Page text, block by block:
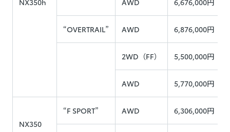
NX350h AWD 6,676,000円
“OVERTRAIL” AWD 6,876,000円
2WD（FF） 5,500,000円
AWD 5,770,000円
NX350
“F SPORT” AWD 6,306,000円